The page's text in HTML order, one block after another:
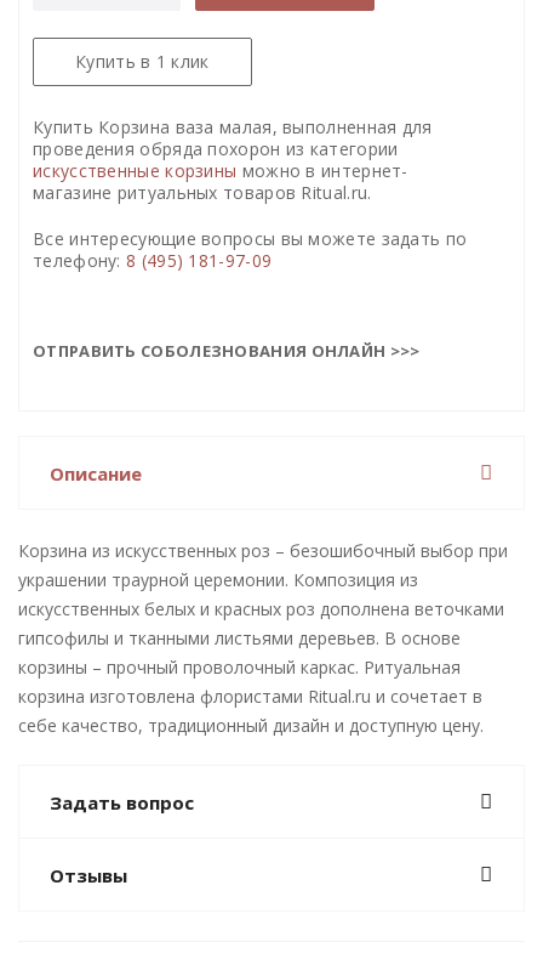
Купить в 1 клик
Купить Корзина ваза малая, выполненная для
проведения обряда похорон из категории
искусственные корзины можно в интернет-
магазине ритуальных товаров Ritual.ru.
Все интересующие вопросы вы можете задать по
телефону: 8 (495) 181-97-09
ОТПРАВИТЬ СОБОЛЕЗНОВАНИЯ ОНЛАЙН >>>
Описание
Корзина из искусственных роз – безошибочный выбор при
украшении траурной церемонии. Композиция из
искусственных белых и красных роз дополнена веточками
гипсофилы и тканными листьями деревьев. В основе
корзины – прочный проволочный каркас. Ритуальная
корзина изготовлена флористами Ritual.ru и сочетает в
себе качество, традиционный дизайн и доступную цену.
Задать вопрос
Отзывы